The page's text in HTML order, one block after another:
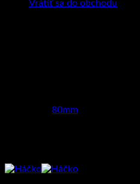
Vrátiť sa do obchodu
80mm